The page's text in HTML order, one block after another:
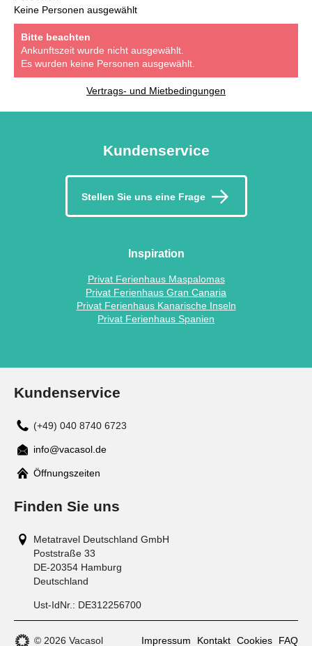
Keine Personen ausgewählt
Bitte beachten
Ankunftszeit wurde nicht ausgewählt.
Es wurden keine Personen ausgewählt.
Vertrags- und Mietbedingungen
Kundenservice
Stellen Sie uns eine Frage
Inspiration
Privat Ferienhaus Maspalomas
Privat Ferienhaus Gran Canaria
Privat Ferienhaus Kanarische Inseln
Privat Ferienhaus Spanien
Kundenservice
(+49) 040 8740 6723
Mail
info@vacasol.de
Öffnungszeiten
Finden Sie uns
Metatravel Deutschland GmbH
Poststraße 33
DE-20354 Hamburg
Deutschland
Ust-IdNr.: DE312256700
© 2026 Vacasol Impressum Kontakt Cookies FAQ